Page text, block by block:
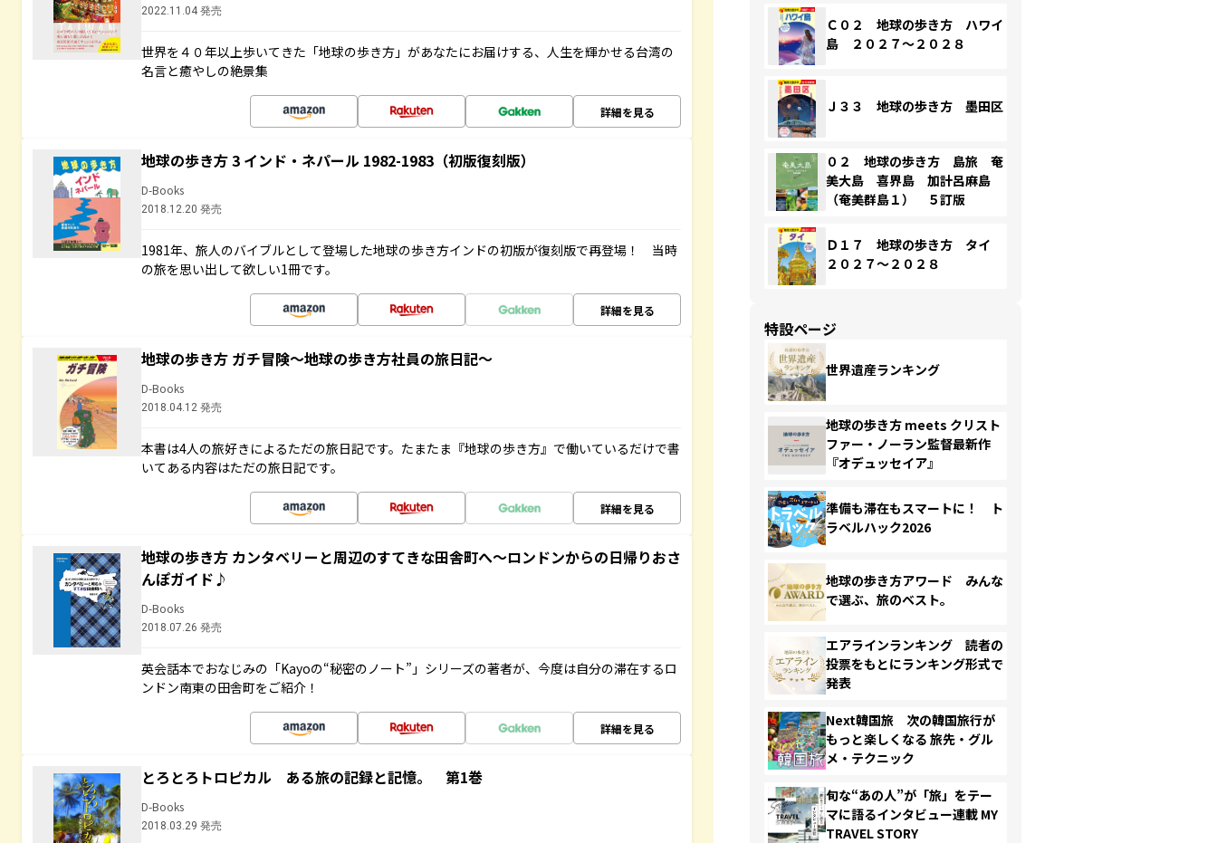
2022.11.04 発売
世界を４０年以上歩いてきた「地球の歩き方」があなたにお届けする、人生を輝かせる台湾の
名言と癒やしの絶景集
詳細を見る
地球の歩き方 3 インド・ネパール 1982-1983（初版復刻版）
D-Books
2018.12.20 発売
1981年、旅人のバイブルとして登場した地球の歩き方インドの初版が復刻版で再登場！ 当時
の旅を思い出して欲しい1冊です。
詳細を見る
地球の歩き方 ガチ冒険～地球の歩き方社員の旅日記～
D-Books
2018.04.12 発売
本書は4人の旅好きによるただの旅日記です。たまたま『地球の歩き方』で働いているだけで書
いてある内容はただの旅日記です。
詳細を見る
地球の歩き方 カンタベリーと周辺のすてきな田舎町へ～ロンドンからの日帰りおさ
んぽガイド♪
D-Books
2018.07.26 発売
英会話本でおなじみの「Kayoの“秘密のノート”」シリーズの著者が、今度は自分の滞在するロ
ンドン南東の田舎町をご紹介！
詳細を見る
とろとろトロピカル ある旅の記録と記憶。 第1巻
D-Books
2018.03.29 発売
Ｃ０２ 地球の歩き方 ハワイ
島 ２０２７～２０２８
Ｊ３３ 地球の歩き方 墨田区
０２ 地球の歩き方 島旅 奄
美大島 喜界島 加計呂麻島
（奄美群島１） ５訂版
Ｄ１７ 地球の歩き方 タイ
２０２７～２０２８
特設ページ
世界遺産ランキング
地球の歩き方 meets クリスト
ファー・ノーラン監督最新作
『オデュッセイア』
準備も滞在もスマートに！ ト
ラベルハック2026
地球の歩き方アワード みんな
で選ぶ、旅のベスト。
エアラインランキング 読者の
投票をもとにランキング形式で
発表
Next韓国旅 次の韓国旅行が
もっと楽しくなる 旅先・グル
メ・テクニック
旬な“あの人”が「旅」をテー
マに語るインタビュー連載 MY
TRAVEL STORY